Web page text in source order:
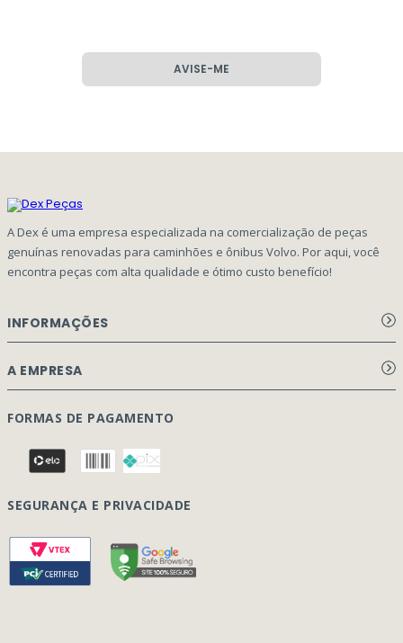
AVISE-ME
A Dex é uma empresa especializada na comercialização de peças
genuínas renovadas para caminhões e ônibus Volvo. Por aqui, você
encontra peças com alta qualidade e ótimo custo benefício!
INFORMAÇÕES
Aviso de privacidade Dex Peças
Perguntas Frequentes
Formulário Garantia/Devolução
Rastreamento de pedidos
Vendas: (41) 3317-7470
A EMPRESA
Página Principal
Quem Somos
Contato
Blog
FORMAS DE PAGAMENTO
SEGURANÇA E PRIVACIDADE